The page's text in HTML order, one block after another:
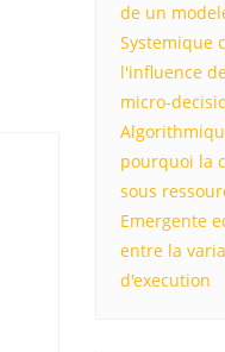
de un
Systemique
l'influence
micro-
pourquoi la
sous
Emergente
entre la
d'execution